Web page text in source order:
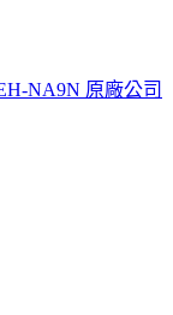
NA9N 原廠公司